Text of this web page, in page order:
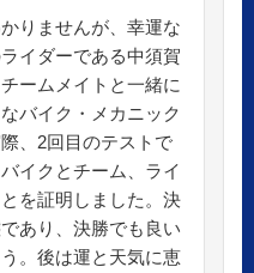
りませんが、幸運な
イダーである中須賀
ームメイトと一緒に
バイク・メカニック
、2回目のテストで
イクとチーム、ライ
を証明しました。決
あり、決勝でも良い
。後は運と天気に恵